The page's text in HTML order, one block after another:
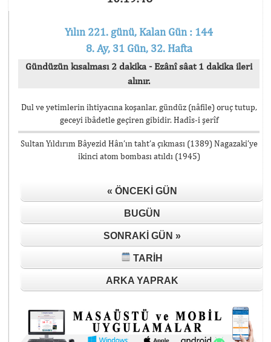
Yılın 221. günü, Kalan Gün : 144
8. Ay, 31 Gün, 32. Hafta
Gündüzün kısalması 2 dakika - Ezânî sâat 1 dakika ileri
alınır.
Dul ve yetimlerin ihtiyacına koşanlar, gündüz (nâfile) oruç tutup,
geceyi ibâdetle geçiren gibidir. Hadîs-i şerîf
Sultan Yıldırım Bâyezid Hân’ın taht’a çıkması (1389) Nagazaki’ye
ikinci atom bombası atıldı (1945)
« ÖNCEKI GÜN
BUGÜN
SONRAKI GÜN »
TARIH
ARKA YAPRAK